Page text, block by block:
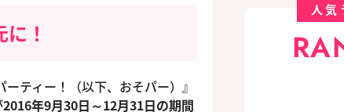
！
ティー！（以下、おそパー）』
2016年9月30日～12月31日の期間
人気